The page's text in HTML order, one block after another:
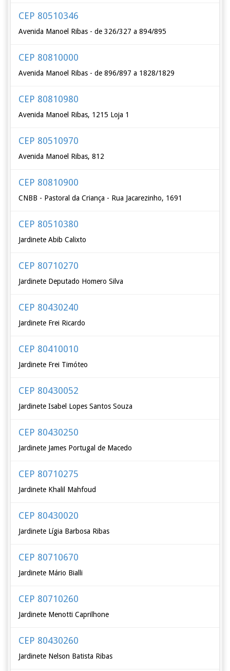
CEP 80510346
Avenida Manoel Ribas - de 326/327 a 894/895
CEP 80810000
Avenida Manoel Ribas - de 896/897 a 1828/1829
CEP 80810980
Avenida Manoel Ribas, 1215 Loja 1
CEP 80510970
Avenida Manoel Ribas, 812
CEP 80810900
CNBB - Pastoral da Criança - Rua Jacarezinho, 1691
CEP 80510380
Jardinete Abib Calixto
CEP 80710270
Jardinete Deputado Homero Silva
CEP 80430240
Jardinete Frei Ricardo
CEP 80410010
Jardinete Frei Timóteo
CEP 80430052
Jardinete Isabel Lopes Santos Souza
CEP 80430250
Jardinete James Portugal de Macedo
CEP 80710275
Jardinete Khalil Mahfoud
CEP 80430020
Jardinete Lígia Barbosa Ribas
CEP 80710670
Jardinete Mário Bialli
CEP 80710260
Jardinete Menotti Caprilhone
CEP 80430260
Jardinete Nelson Batista Ribas